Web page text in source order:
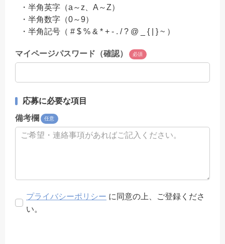
・半角英字（a～z、A～Z）
・半角数字（0～9）
・半角記号（ # $ % & * + - . / ? @ _ { | } ~ ）
マイページパスワード（確認） 必須
応募に必要な項目
備考欄
任意
プライバシーポリシー に同意の上、ご登録くださ
い。